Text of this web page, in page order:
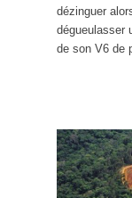
dézinguer
dégueulasser
de son V6 de